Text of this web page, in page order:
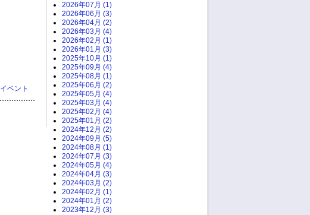
イベント
2026年07月 (1)
2026年06月 (3)
2026年04月 (2)
2026年03月 (4)
2026年02月 (1)
2026年01月 (3)
2025年10月 (1)
2025年09月 (4)
2025年08月 (1)
2025年06月 (2)
2025年05月 (4)
2025年03月 (4)
2025年02月 (4)
2025年01月 (2)
2024年12月 (2)
2024年09月 (5)
2024年08月 (1)
2024年07月 (3)
2024年05月 (4)
2024年04月 (3)
2024年03月 (2)
2024年02月 (1)
2024年01月 (2)
2023年12月 (3)